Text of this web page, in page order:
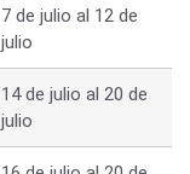
7 de julio al 12 de
julio
14 de julio al 20 de
julio